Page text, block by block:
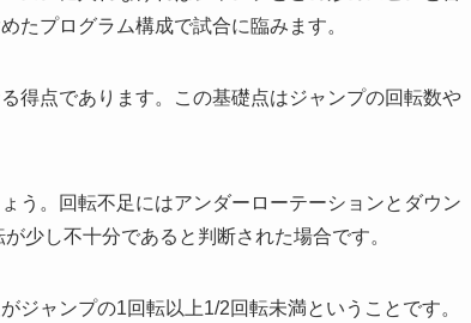
たプログラム構成で試合に臨みます。
得点であります。この基礎点はジャンプの回転数や
う。回転不足にはアンダーローテーションとダウン
少し不十分であると判断された場合です。
ジャンプの1回転以上1/2回転未満ということです。